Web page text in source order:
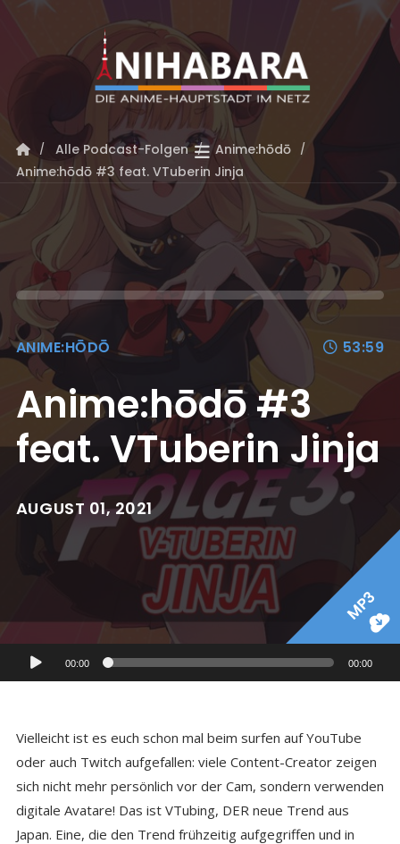
Alle Podcast-Folgen
Anime:hōdō
Anime:hōdō #3 feat. VTuberin Jinja
ANIME:HŌDŌ 53:59
Anime:hōdō #3
feat. VTuberin Jinja
AUGUST 01, 2021
MP3
Audio-
Player
00:00 00:00
Vielleicht ist es euch schon mal beim surfen auf YouTube
oder auch Twitch aufgefallen: viele Content-Creator zeigen
sich nicht mehr persönlich vor der Cam, sondern verwenden
digitale Avatare! Das ist VTubing, DER neue Trend aus
Japan. Eine, die den Trend frühzeitig aufgegriffen und in